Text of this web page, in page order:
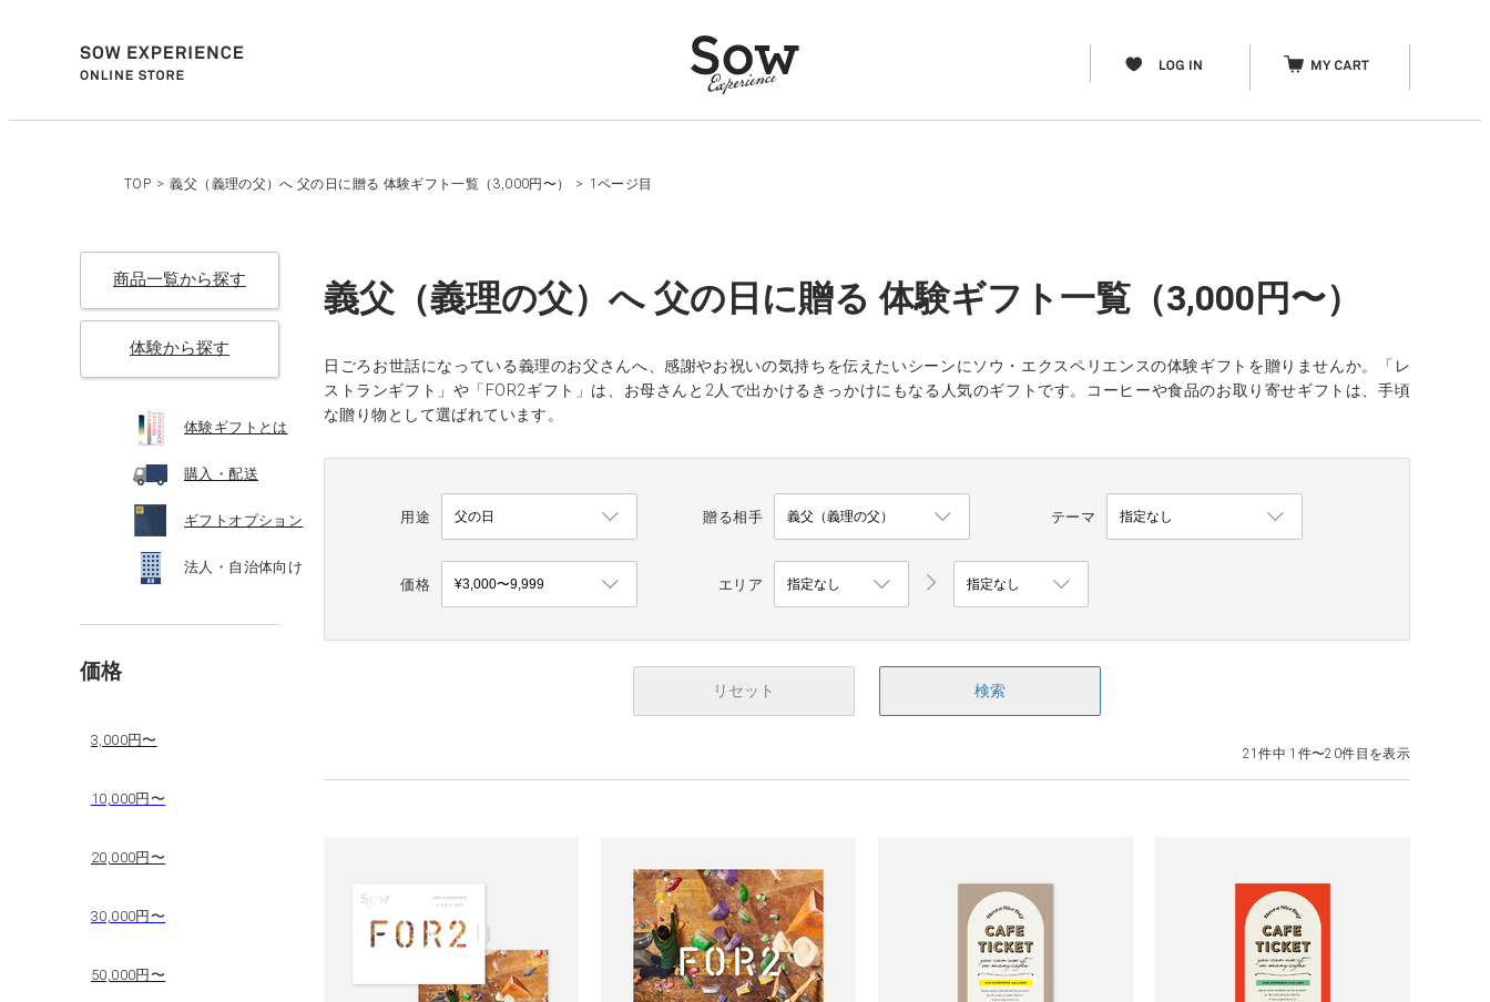
TOP > 義父（義理の父）へ 父の日に贈る 体験ギフト一覧（3,000円〜） > 1ページ目
商品一覧から探す
体験から探す
体験ギフトとは
購入・配送
ギフトオプション
法人・自治体向け
価格
3,000円〜
10,000円〜
20,000円〜
30,000円〜
50,000円〜
義父（義理の父）へ 父の日に贈る 体験ギフト一覧（3,000円〜）
日ごろお世話になっている義理のお父さんへ、感謝やお祝いの気持ちを伝えたいシーンにソウ・エクスペリエンスの体験ギフトを贈りませんか。「レ
ストランギフト」や「FOR2ギフト」は、お母さんと2人で出かけるきっかけにもなる人気のギフトです。コーヒーや食品のお取り寄せギフトは、手頃
な贈り物として選ばれています。
用途 贈る相手 テーマ
価格 エリア
リセット 検索
21件中 1件〜20件目を表示